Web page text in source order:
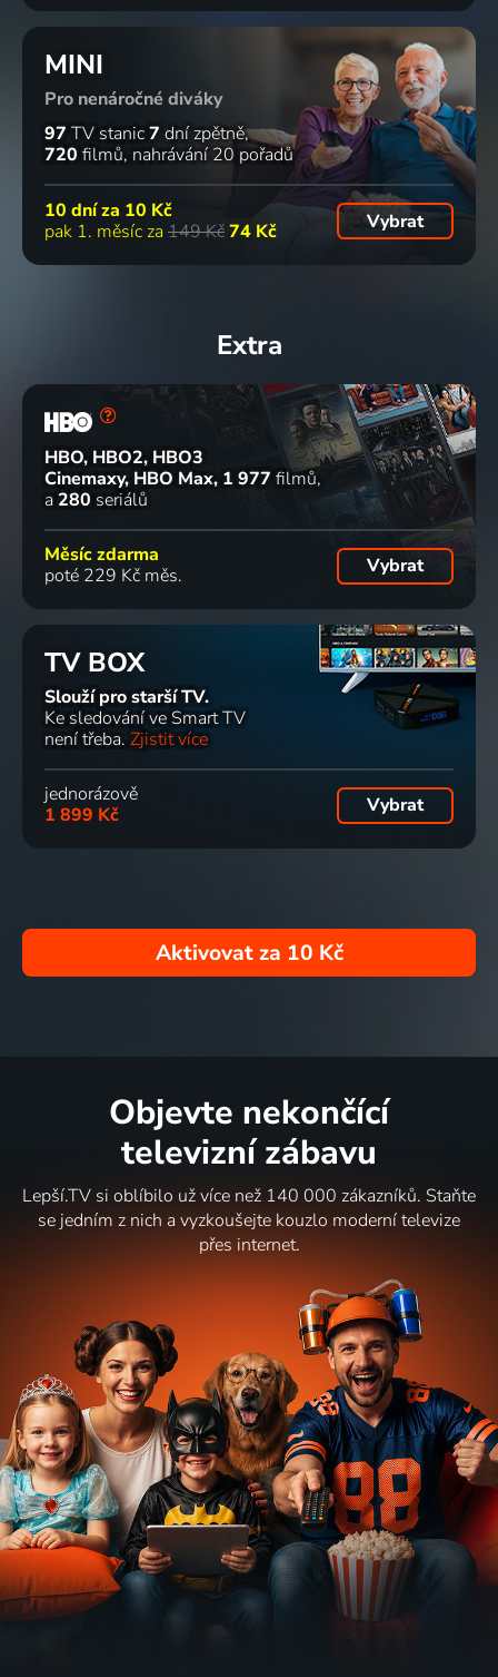
MINI
Pro nenáročné diváky
97 TV stanic7 dní zpětně
720 filmů nahrávání 20 pořadů
10 dní za 10 Kč
pak 1. měsíc za 149 Kč74 Kč Vybrat
Extra
HBO, HBO2, HBO3
Cinemaxy, HBO Max 1 977 filmů
a 280 seriálů
Měsíc zdarma
poté 229 Kč měs.
Vybrat
TV BOX
Slouží pro starší TV.
Ke sledování ve Smart TV
není třeba. Zjistit více
jednorázově
1 899 Kč
Vybrat
Aktivovat za 10 Kč
Objevte nekončící
televizní zábavu
Lepší.TV si oblíbilo už více než 140 000 zákazníků. Staňte
se jedním z nich a vyzkoušejte kouzlo moderní televize
přes internet.